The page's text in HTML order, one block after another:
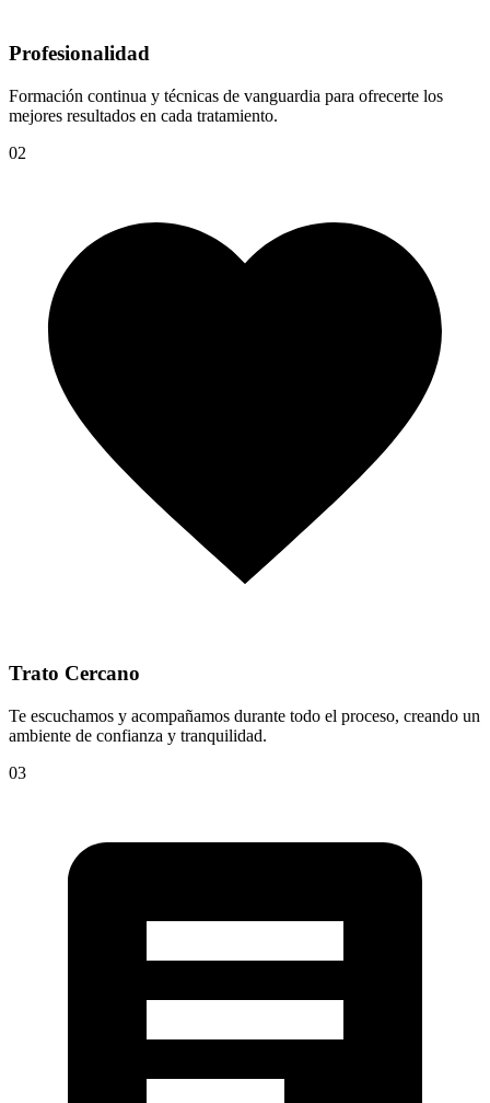
Profesionalidad
Formación continua y técnicas de vanguardia para ofrecerte los
mejores resultados en cada tratamiento.
02
Trato Cercano
Te escuchamos y acompañamos durante todo el proceso, creando un
ambiente de confianza y tranquilidad.
03